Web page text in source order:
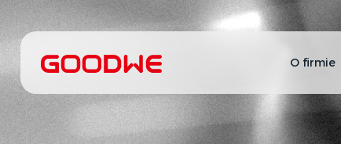
O firmie